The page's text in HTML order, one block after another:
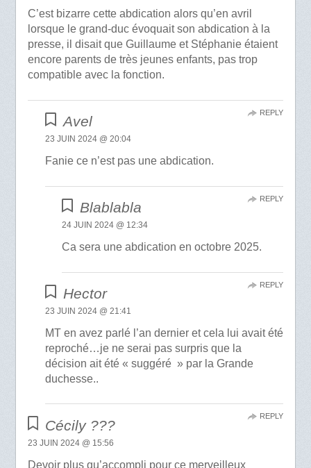
C’est bizarre cette abdication alors qu’en avril
lorsque le grand-duc évoquait son abdication à la
presse, il disait que Guillaume et Stéphanie étaient
encore parents de très jeunes enfants, pas trop
compatible avec la fonction.
Avel
23 JUIN 2024 @ 20:04
Fanie ce n’est pas une abdication.
REPLY
Blablabla
24 JUIN 2024 @ 12:34
Ca sera une abdication en octobre 2025.
REPLY
Hector
23 JUIN 2024 @ 21:41
MT en avez parlé l’an dernier et cela lui avait été
reproché…je ne serai pas surpris que la
décision ait été « suggéré » par la Grande
duchesse..
REPLY
Cécily ???
23 JUIN 2024 @ 15:56
Devoir plus qu’accompli pour ce merveilleux
REPLY